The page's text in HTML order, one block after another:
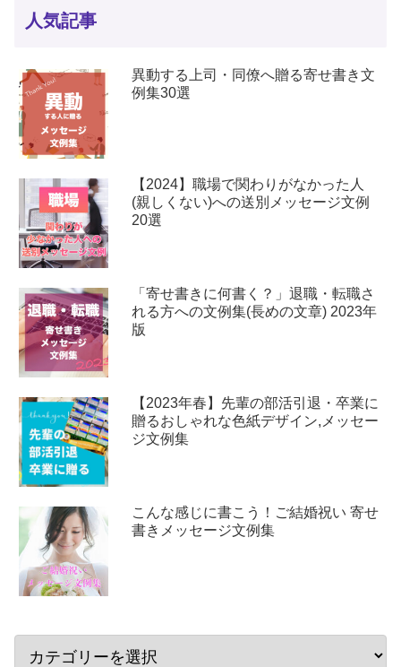
人気記事
異動する上司・同僚へ贈る寄せ書き文
例集30選
【2024】職場で関わりがなかった人
(親しくない)への送別メッセージ文例
20選
「寄せ書きに何書く？」退職・転職さ
れる方への文例集(長めの文章) 2023年
版
【2023年春】先輩の部活引退・卒業に
贈るおしゃれな色紙デザイン,メッセー
ジ文例集
こんな感じに書こう！ご結婚祝い 寄せ
書きメッセージ文例集